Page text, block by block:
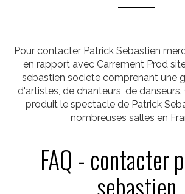
Pour contacter Patrick Sebastien
en rapport avec Carrement Prod
sebastien societe comprenant une
d'artistes, de chanteurs, de
produit le spectacle de Patrick
nombreuses salles en
FAQ - contacter
sebastien